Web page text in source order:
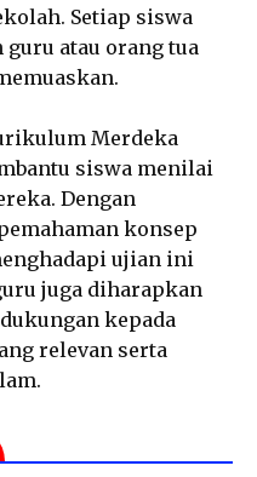
Setiap siswa
atau orang tua
Merdeka
siswa menilai
Dengan
konsep
ujian ini
juga diharapkan
kepada
relevan serta